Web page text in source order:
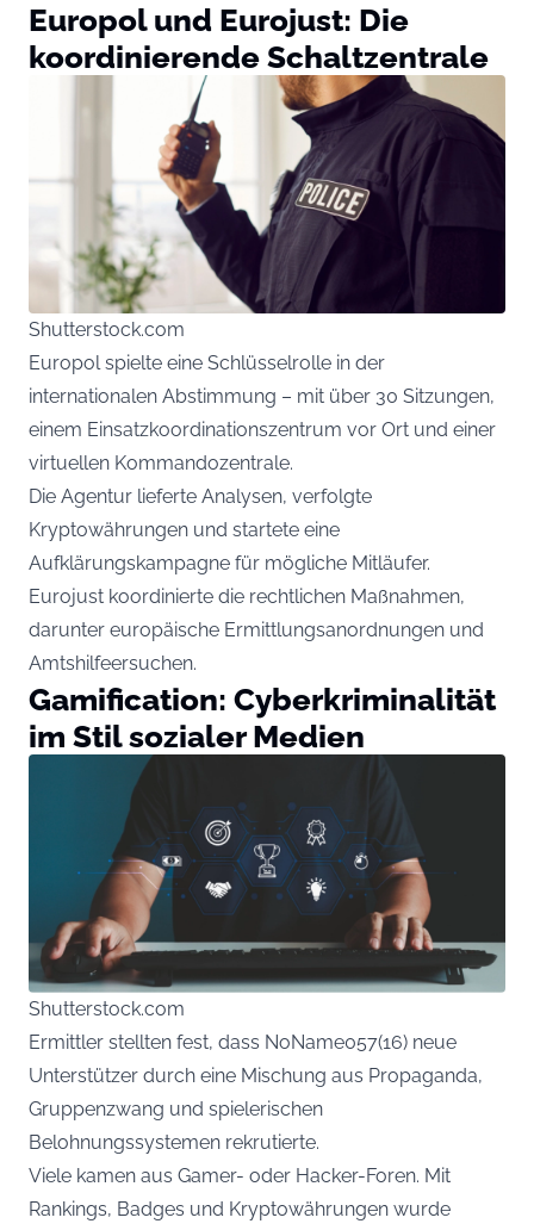
Europol und Eurojust: Die
koordinierende Schaltzentrale
Shutterstock.com
Europol spielte eine Schlüsselrolle in der
internationalen Abstimmung – mit über 30 Sitzungen,
einem Einsatzkoordinationszentrum vor Ort und einer
virtuellen Kommandozentrale.
Die Agentur lieferte Analysen, verfolgte
Kryptowährungen und startete eine
Aufklärungskampagne für mögliche Mitläufer.
Eurojust koordinierte die rechtlichen Maßnahmen,
darunter europäische Ermittlungsanordnungen und
Amtshilfeersuchen.
Gamification: Cyberkriminalität
im Stil sozialer Medien
Shutterstock.com
Ermittler stellten fest, dass NoName057(16) neue
Unterstützer durch eine Mischung aus Propaganda,
Gruppenzwang und spielerischen
Belohnungssystemen rekrutierte.
Viele kamen aus Gamer- oder Hacker-Foren. Mit
Rankings, Badges und Kryptowährungen wurde